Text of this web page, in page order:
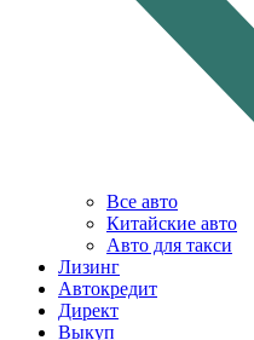
Все авто
Китайские авто
Авто для такси
Лизинг
Автокредит
Директ
Выкуп